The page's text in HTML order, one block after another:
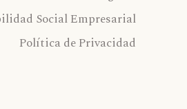
Social Empresarial
Política de Privacidad